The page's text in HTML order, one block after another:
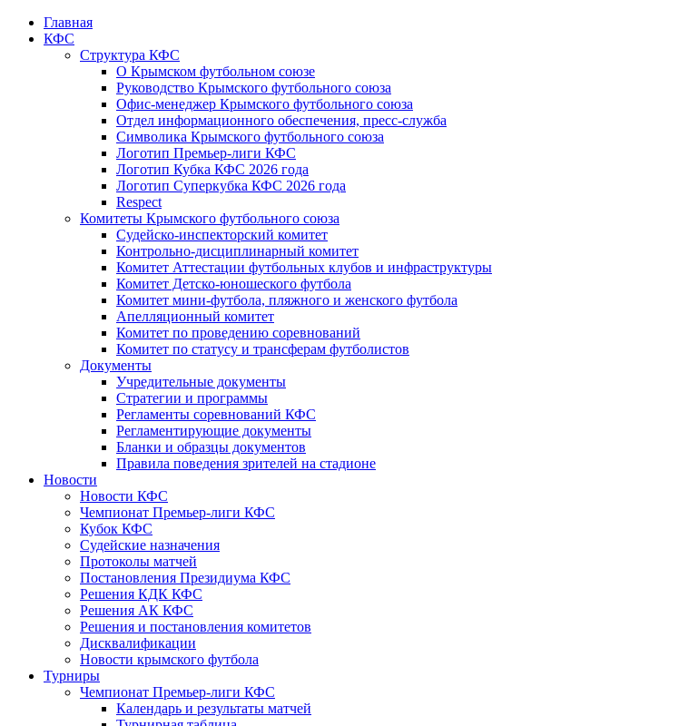
Главная
КФС
Структура КФС
О Крымском футбольном союзе
Руководство Крымского футбольного союза
Офис-менеджер Крымского футбольного союза
Отдел информационного обеспечения, пресс-служба
Символика Крымского футбольного союза
Логотип Премьер-лиги КФС
Логотип Кубка КФС 2026 года
Логотип Суперкубка КФС 2026 года
Respect
Комитеты Крымского футбольного союза
Судейско-инспекторский комитет
Контрольно-дисциплинарный комитет
Комитет Аттестации футбольных клубов и инфраструктуры
Комитет Детско-юношеского футбола
Комитет мини-футбола, пляжного и женского футбола
Апелляционный комитет
Комитет по проведению соревнований
Комитет по статусу и трансферам футболистов
Документы
Учредительные документы
Стратегии и программы
Регламенты соревнований КФС
Регламентирующие документы
Бланки и образцы документов
Правила поведения зрителей на стадионе
Новости
Новости КФС
Чемпионат Премьер-лиги КФС
Кубок КФС
Судейские назначения
Протоколы матчей
Постановления Президиума КФС
Решения КДК КФС
Решения АК КФС
Решения и постановления комитетов
Дисквалификации
Новости крымского футбола
Турниры
Чемпионат Премьер-лиги КФС
Календарь и результаты матчей